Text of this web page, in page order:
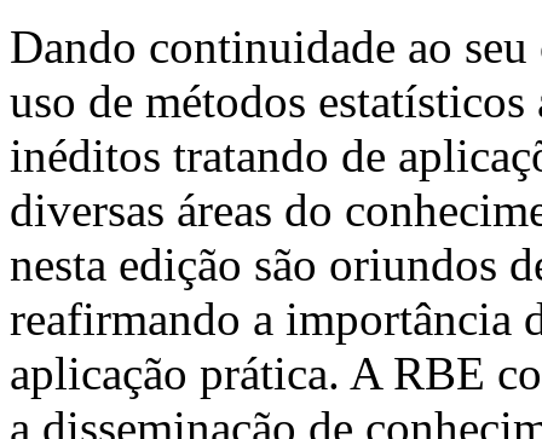
Dando continuidade ao
uso de métodos
inéditos tratando de
diversas áreas do
nesta edição são oriundos
reafirmando a importância
aplicação prática. A RBE
a disseminação de